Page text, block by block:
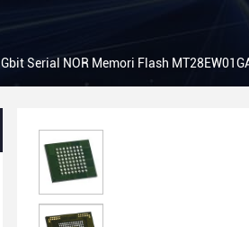
Serial NOR Memori Flash